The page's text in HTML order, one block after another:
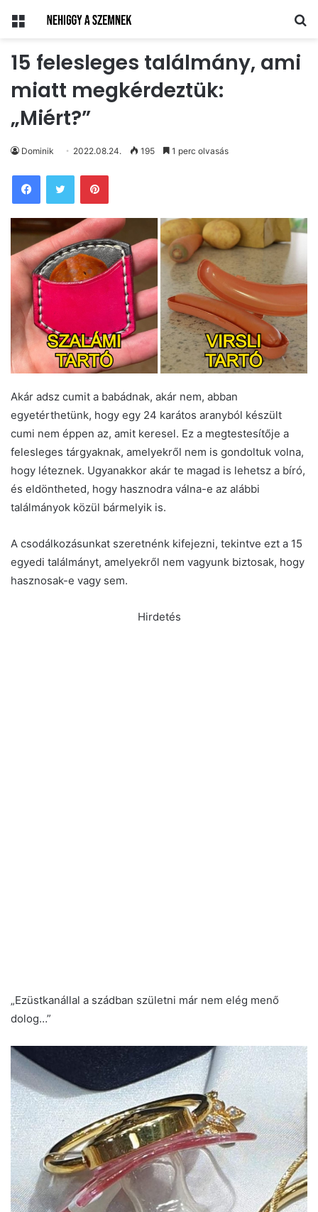
Menü
15 felesleges találmány, ami
miatt megkérdeztük:
„Miért?”
Dominik 2022.08.24. 195 1 perc olvasás
Pinterest
Akár adsz cumit a babádnak, akár nem, abban
egyetérthetünk, hogy egy 24 karátos aranyból készült
cumi nem éppen az, amit keresel. Ez a megtestesítője a
felesleges tárgyaknak, amelyekről nem is gondoltuk volna,
hogy léteznek. Ugyanakkor akár te magad is lehetsz a bíró,
és eldöntheted, hogy hasznodra válna-e az alábbi
találmányok közül bármelyik is.
A csodálkozásunkat szeretnénk kifejezni, tekintve ezt a 15
egyedi találmányt, amelyekről nem vagyunk biztosak, hogy
hasznosak-e vagy sem.
Hirdetés
„Ezüstkanállal a szádban születni már nem elég menő
dolog…”